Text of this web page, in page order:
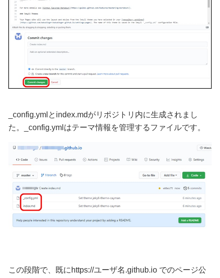
_config.ymlとindex.mdがリポジトリ内に生成されまし
た。_config.ymlはテーマ情報を管理するファイルです。
この段階で、既にhttps://ユーザ名.github.io でのページ公